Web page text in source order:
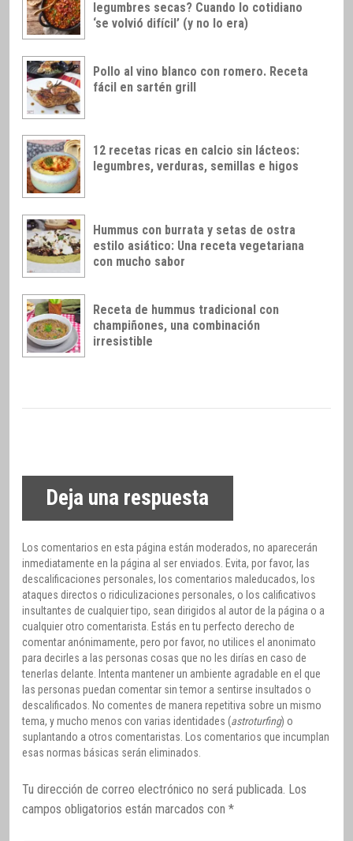
legumbres secas? Cuando lo cotidiano
‘se volvió difícil’ (y no lo era)
Pollo al vino blanco con romero. Receta
fácil en sartén grill
12 recetas ricas en calcio sin lácteos:
legumbres, verduras, semillas e higos
Hummus con burrata y setas de ostra
estilo asiático: Una receta vegetariana
con mucho sabor
Receta de hummus tradicional con
champiñones, una combinación
irresistible
Deja una respuesta
Los comentarios en esta página están moderados, no aparecerán
inmediatamente en la página al ser enviados. Evita, por favor, las
descalificaciones personales, los comentarios maleducados, los
ataques directos o ridiculizaciones personales, o los calificativos
insultantes de cualquier tipo, sean dirigidos al autor de la página o a
cualquier otro comentarista. Estás en tu perfecto derecho de
comentar anónimamente, pero por favor, no utilices el anonimato
para decirles a las personas cosas que no les dirías en caso de
tenerlas delante. Intenta mantener un ambiente agradable en el que
las personas puedan comentar sin temor a sentirse insultados o
descalificados. No comentes de manera repetitiva sobre un mismo
tema, y mucho menos con varias identidades (astroturfing) o
suplantando a otros comentaristas. Los comentarios que incumplan
esas normas básicas serán eliminados.
Tu dirección de correo electrónico no será publicada. Los
campos obligatorios están marcados con *